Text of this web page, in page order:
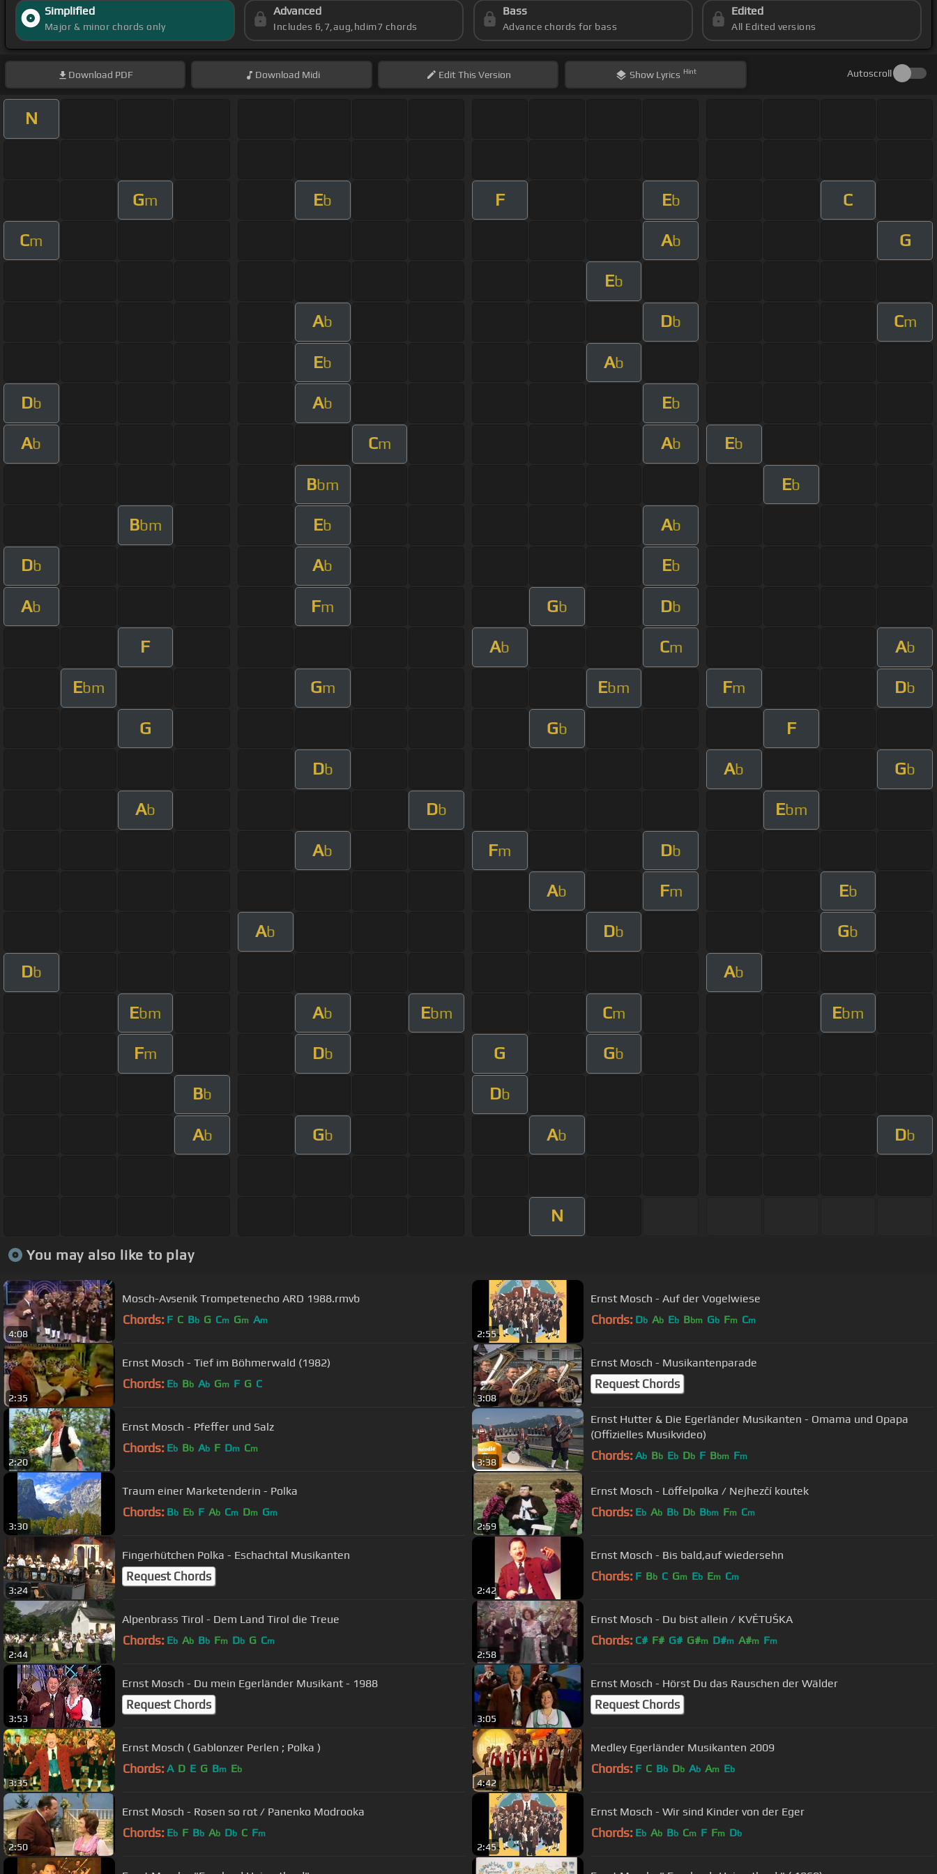
Simplified
Major & minor chords only
Advanced
Includes 6,7,aug,hdim7 chords
Bass
Advance chords for bass
Edited
All Edited versions
Download PDF Download Midi EditThis Version Show Lyrics Hint Autoscroll
N
Gm Eb F Eb C
Cm Ab G
Eb
Ab Db Cm
Eb Ab
Db Ab Eb
Ab Cm Ab Eb
Bbm Eb
Bbm Eb Ab
Db Ab Eb
Ab Fm Gb Db
F Ab Cm Ab
Ebm Gm Ebm Fm Db
G Gb F
Db Ab Gb
Ab Db Ebm
Ab Fm Db
Ab Fm Eb
Ab Db Gb
Db Ab
Ebm Ab Ebm Cm Ebm
Fm Db G Gb
Bb Db
Ab Gb Ab Db
N
You may also like to play
4:08
Mosch-Avsenik Trompetenecho ARD 1988.rmvb
Chords: F C Bb G Cm Gm Am
2:55
Ernst Mosch - Auf der Vogelwiese
Chords: Db Ab Eb Bbm Gb Fm Cm
2:35
Ernst Mosch - Tief im Böhmerwald (1982)
Chords: Eb Bb Ab Gm F G C
3:08
Ernst Mosch - Musikantenparade
Request Chords
2:20
Ernst Mosch - Pfeffer und Salz
Chords: Eb Bb Ab F Dm Cm
3:38
Ernst Hutter & Die Egerländer Musikanten - Omama und Opapa
(Offizielles Musikvideo)
Chords: Ab Bb Eb Db F Bbm Fm
3:30
Traum einer Marketenderin - Polka
Chords: Bb Eb F Ab Cm Dm Gm
2:59
Ernst Mosch - Löffelpolka / Nejhezčí koutek
Chords: Eb Ab Bb Db Bbm Fm Cm
3:24
Fingerhütchen Polka - Eschachtal Musikanten
Request Chords
2:42
Ernst Mosch - Bis bald,auf wiedersehn
Chords: F Bb C Gm Eb Em Cm
2:44
Alpenbrass Tirol - Dem Land Tirol die Treue
Chords: Eb Ab Bb Fm Db G Cm
2:58
Ernst Mosch - Du bist allein / KVĚTUŠKA
Chords: C# F# G# G#m D#m A#m Fm
3:53
Ernst Mosch - Du mein Egerländer Musikant - 1988
Request Chords
3:05
Ernst Mosch - Hörst Du das Rauschen der Wälder
Request Chords
3:35
Ernst Mosch ( Gablonzer Perlen ; Polka )
Chords: A D E G Bm Eb
4:42
Medley Egerländer Musikanten 2009
Chords: F C Bb Db Ab Am Eb
2:50
Ernst Mosch - Rosen so rot / Panenko Modrooka
Chords: Eb F Bb Ab Db C Fm
2:45
Ernst Mosch - Wir sind Kinder von der Eger
Chords: Eb Ab Bb Cm F Fm Db